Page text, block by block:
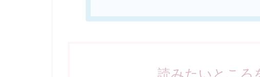
読みたいところ